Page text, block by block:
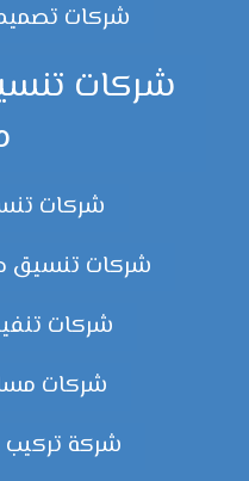
شركات
شركات
شركات
شركات تنسيق
شركات
شركات
شركة